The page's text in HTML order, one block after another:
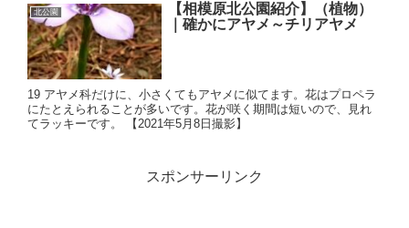
北公園
【相模原北公園紹介】（植物）
｜確かにアヤメ～チリアヤメ
19 アヤメ科だけに、小さくてもアヤメに似てます。花はプロペラ
にたとえられることが多いです。花が咲く期間は短いので、見れ
てラッキーです。 【2021年5月8日撮影】
スポンサーリンク